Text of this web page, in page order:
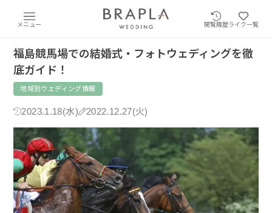
メニュー 閲覧履歴ライク一覧
福島競馬場での結婚式・フォトウェディングを徹
底ガイド！
地域別ウェディング情報
2023.1.18(水) 2022.12.27(火)